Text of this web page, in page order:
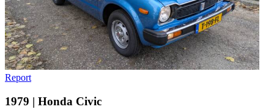
Report
1979 | Honda Civic